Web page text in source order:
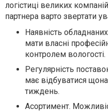
логістиці великих
партнера варто звертати
Наявність
мати власні
контролем вологості.
Регулярність
має відбуватися
тиждень.
Асортимент.